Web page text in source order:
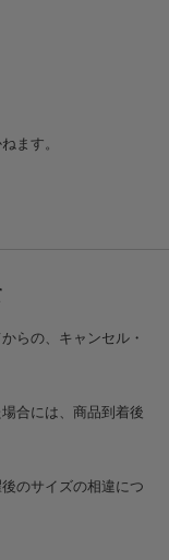
ます。
らの、キャンセル・
合には、商品到着後
のサイズの相違につ